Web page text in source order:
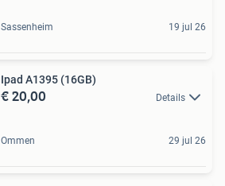
Sassenheim 19 jul 26
Ipad A1395 (16GB)
€ 20,00 Details
Ommen 29 jul 26